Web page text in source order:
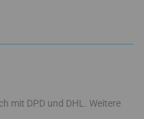
mit DPD und DHL. Weitere